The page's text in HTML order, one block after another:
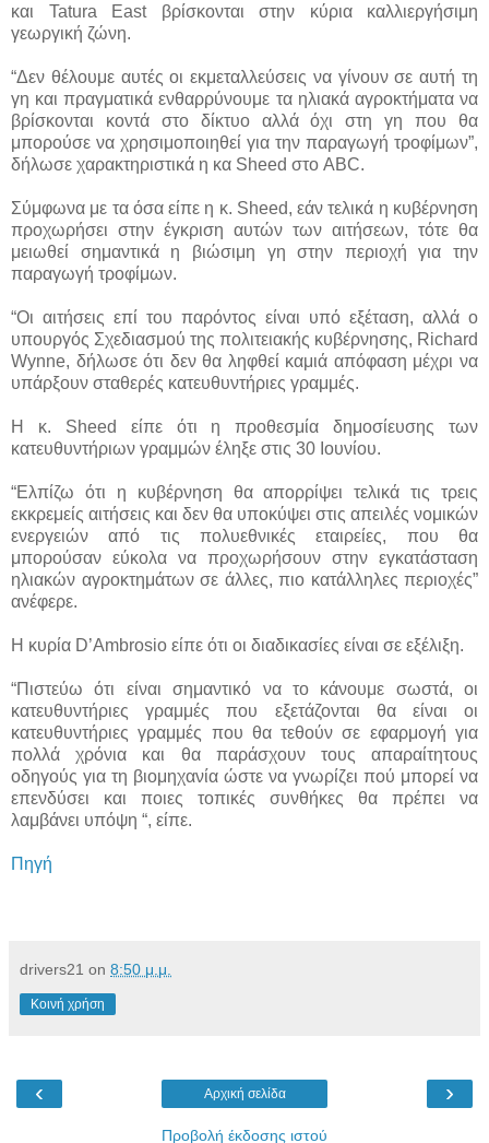
και Tatura East βρίσκονται στην κύρια καλλιεργήσιμη
γεωργική ζώνη.
“Δεν θέλουμε αυτές οι εκμεταλλεύσεις να γίνουν σε αυτή τη
γη και πραγματικά ενθαρρύνουμε τα ηλιακά αγροκτήματα να
βρίσκονται κοντά στο δίκτυο αλλά όχι στη γη που θα
μπορούσε να χρησιμοποιηθεί για την παραγωγή τροφίμων”,
δήλωσε χαρακτηριστικά η κα Sheed στο ABC.
Σύμφωνα με τα όσα είπε η κ. Sheed, εάν τελικά η κυβέρνηση
προχωρήσει στην έγκριση αυτών των αιτήσεων, τότε θα
μειωθεί σημαντικά η βιώσιμη γη στην περιοχή για την
παραγωγή τροφίμων.
“Οι αιτήσεις επί του παρόντος είναι υπό εξέταση, αλλά ο
υπουργός Σχεδιασμού της πολιτειακής κυβέρνησης, Richard
Wynne, δήλωσε ότι δεν θα ληφθεί καμιά απόφαση μέχρι να
υπάρξουν σταθερές κατευθυντήριες γραμμές.
Η κ. Sheed είπε ότι η προθεσμία δημοσίευσης των
κατευθυντήριων γραμμών έληξε στις 30 Ιουνίου.
“Ελπίζω ότι η κυβέρνηση θα απορρίψει τελικά τις τρεις
εκκρεμείς αιτήσεις και δεν θα υποκύψει στις απειλές νομικών
ενεργειών από τις πολυεθνικές εταιρείες, που θα
μπορούσαν εύκολα να προχωρήσουν στην εγκατάσταση
ηλιακών αγροκτημάτων σε άλλες, πιο κατάλληλες περιοχές”
ανέφερε.
Η κυρία D’Ambrosio είπε ότι οι διαδικασίες είναι σε εξέλιξη.
“Πιστεύω ότι είναι σημαντικό να το κάνουμε σωστά, οι
κατευθυντήριες γραμμές που εξετάζονται θα είναι οι
κατευθυντήριες γραμμές που θα τεθούν σε εφαρμογή για
πολλά χρόνια και θα παράσχουν τους απαραίτητους
οδηγούς για τη βιομηχανία ώστε να γνωρίζει πού μπορεί να
επενδύσει και ποιες τοπικές συνθήκες θα πρέπει να
λαμβάνει υπόψη “, είπε.
Πηγή
drivers21 on 8:50 μ.μ.
Κοινή χρήση
‹ ›
Αρχική σελίδα
Προβολή έκδοσης ιστού